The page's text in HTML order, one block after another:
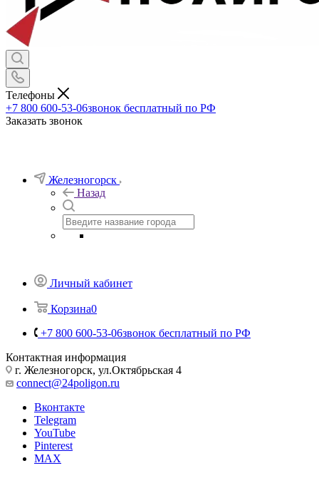
Телефоны
+7 800 600-53-06звонок бесплатный по РФ
Заказать звонок
Железногорск
Назад
Личный кабинет
Корзина0
+7 800 600-53-06звонок бесплатный по РФ
Контактная информация
г. Железногорск, ул.Октябрьская 4
connect@24poligon.ru
Вконтакте
Telegram
YouTube
Pinterest
MAX